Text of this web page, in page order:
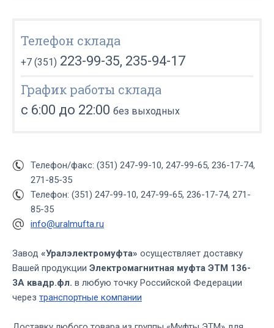
Телефон склада
+7 (351) 223-99-35, 235-94-17
График работы склада
с 6:00 до 22:00 без выходных
Телефон/факс: (351) 247-99-10, 247-99-65, 236-17-74,
271-85-35
Телефон: (351) 247-99-10, 247-99-65, 236-17-74, 271-
85-35
info@uralmufta.ru
Завод «Уралэлектромуфта» осуществляет доставку
Вашей продукции Электромагнитная муфта ЭТМ 136-
3А квадр.фл. в любую точку Российской Федерации
через транспортные компании